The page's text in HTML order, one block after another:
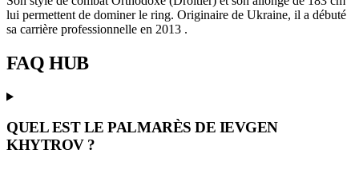
lui permettent de dominer le ring. Originaire de Ukraine, il a débuté
sa carrière professionnelle en 2013 .
FAQ HUB
QUEL EST LE PALMARÈS DE IEVGEN
KHYTROV ?